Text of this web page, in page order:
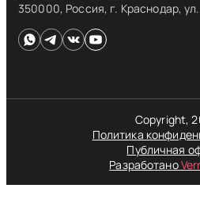
350000, Россия, г. Краснодар,
Copyright,
Политика
Публичная
Разработано